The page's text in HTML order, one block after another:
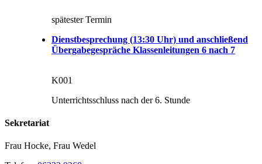
spätester Termin
Dienstbesprechung (13:30 Uhr) und anschließend
Übergabegespräche Klassenleitungen 6 nach 7
K001
Unterrichtsschluss nach der 6. Stunde
Sekretariat
Frau Hocke, Frau Wedel